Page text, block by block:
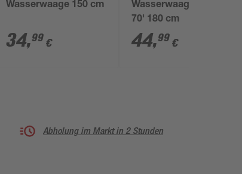
Wasserwaage 150 cm
34,99 €
Wasserwaage 'Type
70' 180 cm
44,99 €
Abholung im Markt in 2 Stunden